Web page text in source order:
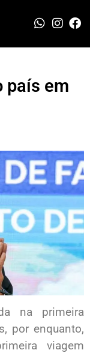
país em
na primeira
por enquanto,
viagem